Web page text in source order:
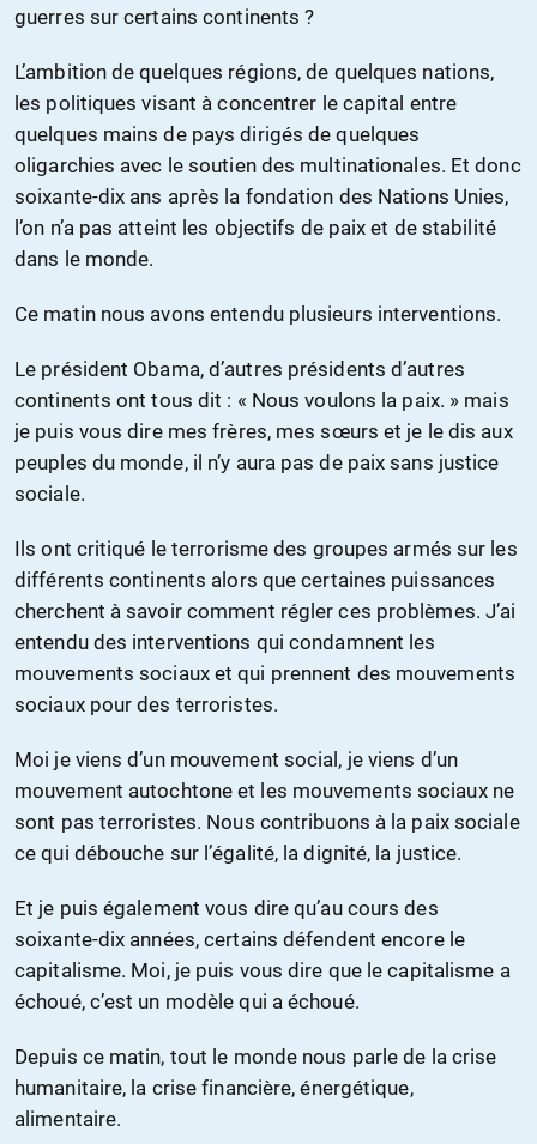
guerres sur certains continents ?
L’ambition de quelques régions, de quelques nations,
les politiques visant à concentrer le capital entre
quelques mains de pays dirigés de quelques
oligarchies avec le soutien des multinationales. Et donc
soixante-dix ans après la fondation des Nations Unies,
l’on n’a pas atteint les objectifs de paix et de stabilité
dans le monde.
Ce matin nous avons entendu plusieurs interventions.
Le président Obama, d’autres présidents d’autres
continents ont tous dit : « Nous voulons la paix. » mais
je puis vous dire mes frères, mes sœurs et je le dis aux
peuples du monde, il n’y aura pas de paix sans justice
sociale.
Ils ont critiqué le terrorisme des groupes armés sur les
différents continents alors que certaines puissances
cherchent à savoir comment régler ces problèmes. J’ai
entendu des interventions qui condamnent les
mouvements sociaux et qui prennent des mouvements
sociaux pour des terroristes.
Moi je viens d’un mouvement social, je viens d’un
mouvement autochtone et les mouvements sociaux ne
sont pas terroristes. Nous contribuons à la paix sociale
ce qui débouche sur l’égalité, la dignité, la justice.
Et je puis également vous dire qu’au cours des
soixante-dix années, certains défendent encore le
capitalisme. Moi, je puis vous dire que le capitalisme a
échoué, c’est un modèle qui a échoué.
Depuis ce matin, tout le monde nous parle de la crise
humanitaire, la crise financière, énergétique,
alimentaire.